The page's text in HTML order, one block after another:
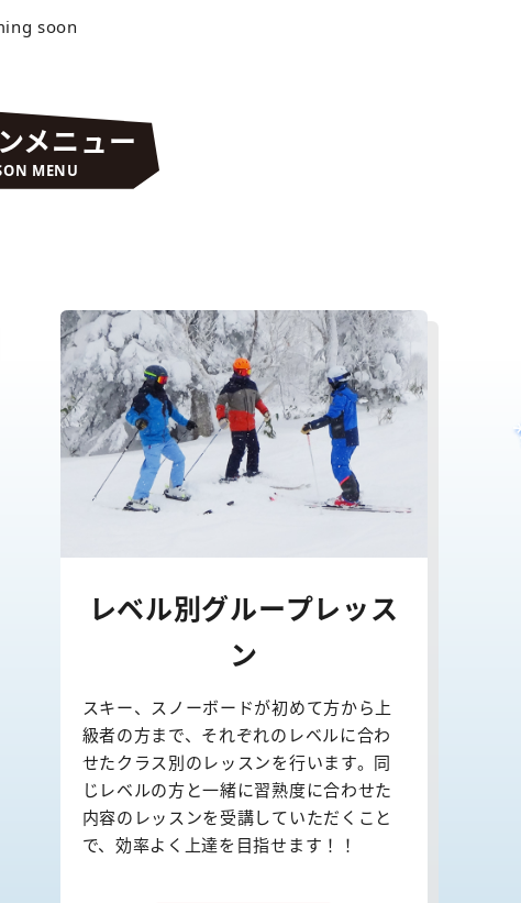
soon
メニュー
MENU
レベル別グループレッス
ン
スキー、スノーボードが初めて方から上
級者の方まで、それぞれのレベルに合わ
せたクラス別のレッスンを行います。同
じレベルの方と一緒に習熟度に合わせた
内容のレッスンを受講していただくこと
で、効率よく上達を目指せます！！